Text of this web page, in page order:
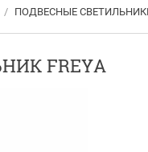
/ ПОДВЕСНЫЕ
FREYA